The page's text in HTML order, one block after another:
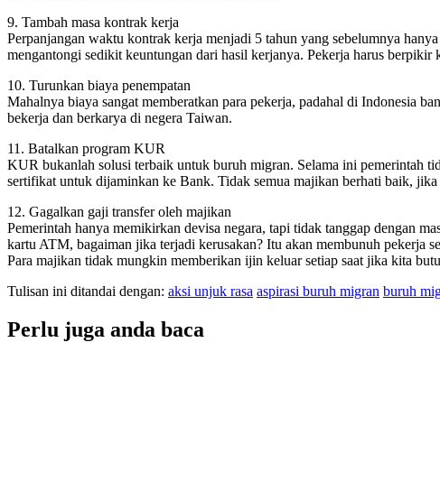
9. Tambah masa kontrak kerja
Perpanjangan waktu kontrak kerja menjadi 5 tahun yang sebelumnya
mengantongi sedikit keuntungan dari hasil kerjanya. Pekerja harus
10. Turunkan biaya penempatan
Mahalnya biaya sangat memberatkan para pekerja, padahal di Indonesia
bekerja dan berkarya di negera Taiwan.
11. Batalkan program KUR
KUR bukanlah solusi terbaik untuk buruh migran. Selama ini pemerintah
sertifikat untuk dijaminkan ke Bank. Tidak semua majikan berhati baik,
12. Gagalkan gaji transfer oleh majikan
Pemerintah hanya memikirkan devisa negara, tapi tidak tanggap dengan
kartu ATM, bagaiman jika terjadi kerusakan? Itu akan membunuh pekerja
Para majikan tidak mungkin memberikan ijin keluar setiap saat jika kita
Tulisan ini ditandai dengan: aksi unjuk rasa aspirasi buruh migran buruh
Perlu juga anda baca